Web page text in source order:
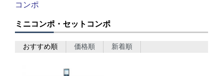
コンポ
ミニコンポ・セットコンポ
おすすめ順 価格順 新着順